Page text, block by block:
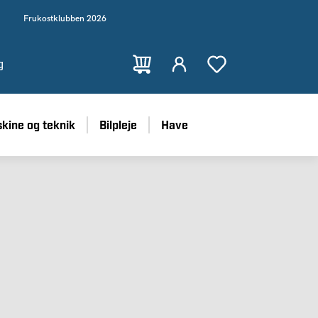
Frukostklubben 2026
og teknik Bilpleje Have